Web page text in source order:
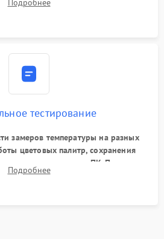
для точного измерения температур.
Подробнее
тестирование
замеров температуры на разных
цветовых палитр, сохранения
передачи данных на ПК. Проверка
и итоговый контроль качества.
Подробнее